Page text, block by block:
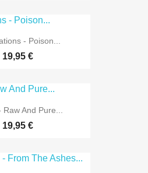
- Poison...
19,95 €
And Pure...
19,95 €